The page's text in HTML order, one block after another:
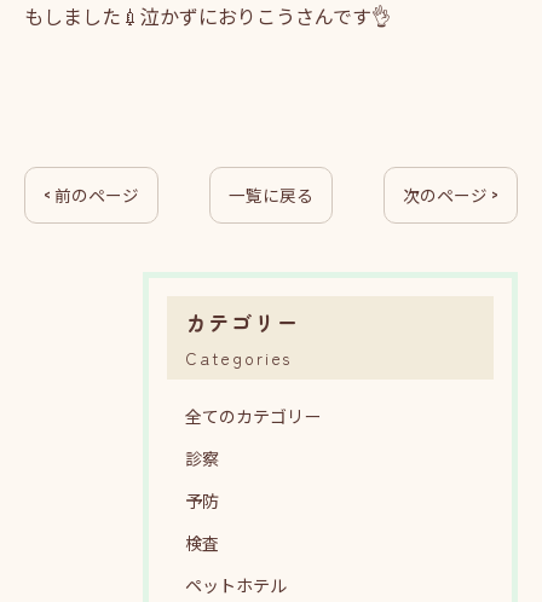
もしました💉泣かずにおりこうさんです👌
< 前のページ 一覧に戻る 次のページ >
カテゴリー
Categories
全てのカテゴリー
診察
予防
検査
ペットホテル